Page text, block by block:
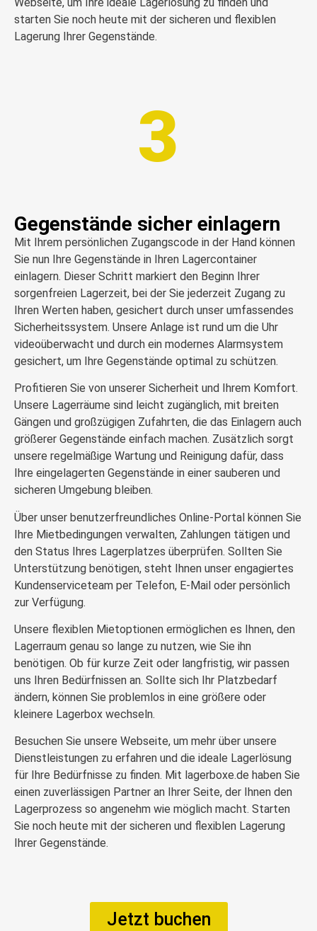
starten Sie noch heute mit der sicheren und flexiblen
Lagerung Ihrer Gegenstände.
3
Gegenstände sicher einlagern
Mit Ihrem persönlichen Zugangscode in der Hand können
Sie nun Ihre Gegenstände in Ihren Lagercontainer
einlagern. Dieser Schritt markiert den Beginn Ihrer
sorgenfreien Lagerzeit, bei der Sie jederzeit Zugang zu
Ihren Werten haben, gesichert durch unser umfassendes
Sicherheitssystem. Unsere Anlage ist rund um die Uhr
videoüberwacht und durch ein modernes Alarmsystem
gesichert, um Ihre Gegenstände optimal zu schützen.
Profitieren Sie von unserer Sicherheit und Ihrem Komfort.
Unsere Lagerräume sind leicht zugänglich, mit breiten
Gängen und großzügigen Zufahrten, die das Einlagern auch
größerer Gegenstände einfach machen. Zusätzlich sorgt
unsere regelmäßige Wartung und Reinigung dafür, dass
Ihre eingelagerten Gegenstände in einer sauberen und
sicheren Umgebung bleiben.
Über unser benutzerfreundliches Online-Portal können Sie
Ihre Mietbedingungen verwalten, Zahlungen tätigen und
den Status Ihres Lagerplatzes überprüfen. Sollten Sie
Unterstützung benötigen, steht Ihnen unser engagiertes
Kundenserviceteam per Telefon, E-Mail oder persönlich
zur Verfügung.
Unsere flexiblen Mietoptionen ermöglichen es Ihnen, den
Lagerraum genau so lange zu nutzen, wie Sie ihn
benötigen. Ob für kurze Zeit oder langfristig, wir passen
uns Ihren Bedürfnissen an. Sollte sich Ihr Platzbedarf
ändern, können Sie problemlos in eine größere oder
kleinere Lagerbox wechseln.
Besuchen Sie unsere Webseite, um mehr über unsere
Dienstleistungen zu erfahren und die ideale Lagerlösung
für Ihre Bedürfnisse zu finden. Mit lagerboxe.de haben Sie
einen zuverlässigen Partner an Ihrer Seite, der Ihnen den
Lagerprozess so angenehm wie möglich macht. Starten
Sie noch heute mit der sicheren und flexiblen Lagerung
Ihrer Gegenstände.
Jetzt buchen